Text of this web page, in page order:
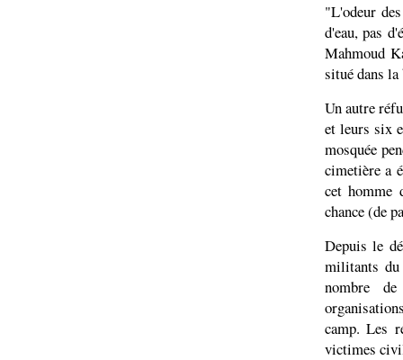
"L'odeur
d'eau, pas
Mahmoud
situé dans
Un autre
et leurs six
mosquée
cimetière a
cet homme
chance (de
Depuis le
militants
nombre
camp. Les
victimes